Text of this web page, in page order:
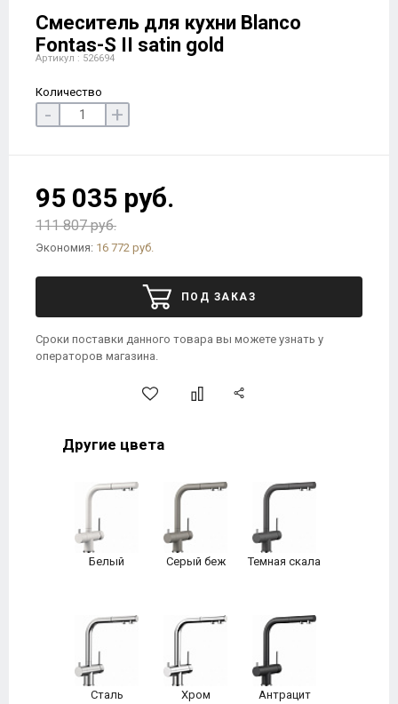
Смеситель для кухни Blanco
Fontas-S II satin gold
Артикул : 526694
Количество
- +
95 035 руб.
111 807 руб.
Экономия: 16 772 руб.
ПОД ЗАКАЗ
Сроки поставки данного товара вы можете узнать у
операторов магазина.
Другие цвета
Белый Серый беж Темная скала
Сталь Хром Антрацит